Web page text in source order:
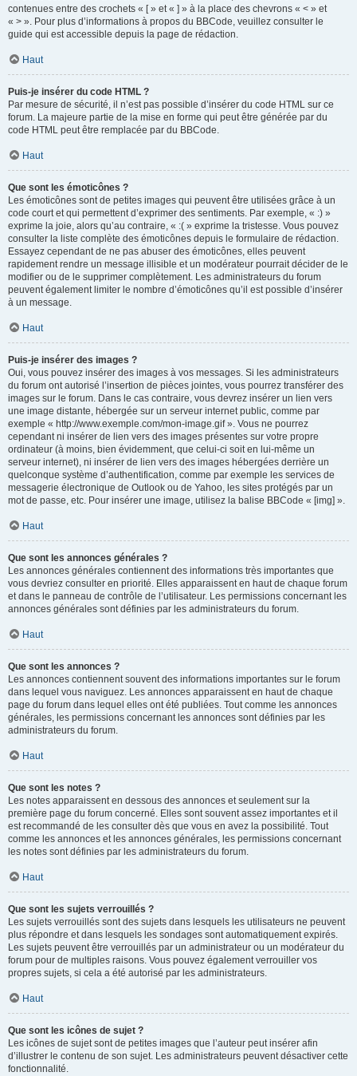
contenues entre des crochets « [ » et « ] » à la place des chevrons « < » et
« > ». Pour plus d’informations à propos du BBCode, veuillez consulter le
guide qui est accessible depuis la page de rédaction.
Haut
Puis-je insérer du code HTML ?
Par mesure de sécurité, il n’est pas possible d’insérer du code HTML sur ce
forum. La majeure partie de la mise en forme qui peut être générée par du
code HTML peut être remplacée par du BBCode.
Haut
Que sont les émoticônes ?
Les émoticônes sont de petites images qui peuvent être utilisées grâce à un
code court et qui permettent d’exprimer des sentiments. Par exemple, « :) »
exprime la joie, alors qu’au contraire, « :( » exprime la tristesse. Vous pouvez
consulter la liste complète des émoticônes depuis le formulaire de rédaction.
Essayez cependant de ne pas abuser des émoticônes, elles peuvent
rapidement rendre un message illisible et un modérateur pourrait décider de le
modifier ou de le supprimer complètement. Les administrateurs du forum
peuvent également limiter le nombre d’émoticônes qu’il est possible d’insérer
à un message.
Haut
Puis-je insérer des images ?
Oui, vous pouvez insérer des images à vos messages. Si les administrateurs
du forum ont autorisé l’insertion de pièces jointes, vous pourrez transférer des
images sur le forum. Dans le cas contraire, vous devrez insérer un lien vers
une image distante, hébergée sur un serveur internet public, comme par
exemple « http://www.exemple.com/mon-image.gif ». Vous ne pourrez
cependant ni insérer de lien vers des images présentes sur votre propre
ordinateur (à moins, bien évidemment, que celui-ci soit en lui-même un
serveur internet), ni insérer de lien vers des images hébergées derrière un
quelconque système d’authentification, comme par exemple les services de
messagerie électronique de Outlook ou de Yahoo, les sites protégés par un
mot de passe, etc. Pour insérer une image, utilisez la balise BBCode « [img] ».
Haut
Que sont les annonces générales ?
Les annonces générales contiennent des informations très importantes que
vous devriez consulter en priorité. Elles apparaissent en haut de chaque forum
et dans le panneau de contrôle de l’utilisateur. Les permissions concernant les
annonces générales sont définies par les administrateurs du forum.
Haut
Que sont les annonces ?
Les annonces contiennent souvent des informations importantes sur le forum
dans lequel vous naviguez. Les annonces apparaissent en haut de chaque
page du forum dans lequel elles ont été publiées. Tout comme les annonces
générales, les permissions concernant les annonces sont définies par les
administrateurs du forum.
Haut
Que sont les notes ?
Les notes apparaissent en dessous des annonces et seulement sur la
première page du forum concerné. Elles sont souvent assez importantes et il
est recommandé de les consulter dès que vous en avez la possibilité. Tout
comme les annonces et les annonces générales, les permissions concernant
les notes sont définies par les administrateurs du forum.
Haut
Que sont les sujets verrouillés ?
Les sujets verrouillés sont des sujets dans lesquels les utilisateurs ne peuvent
plus répondre et dans lesquels les sondages sont automatiquement expirés.
Les sujets peuvent être verrouillés par un administrateur ou un modérateur du
forum pour de multiples raisons. Vous pouvez également verrouiller vos
propres sujets, si cela a été autorisé par les administrateurs.
Haut
Que sont les icônes de sujet ?
Les icônes de sujet sont de petites images que l’auteur peut insérer afin
d’illustrer le contenu de son sujet. Les administrateurs peuvent désactiver cette
fonctionnalité.